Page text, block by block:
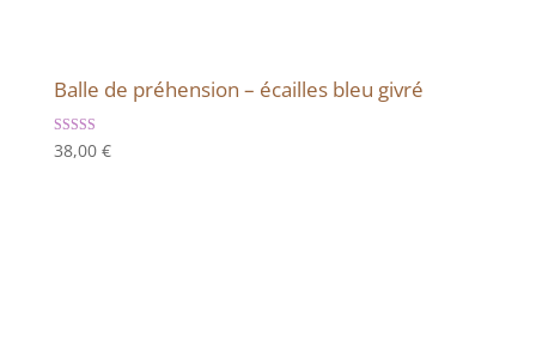
Balle de préhension – écailles bleu givré
Note
5.00
38,00 €